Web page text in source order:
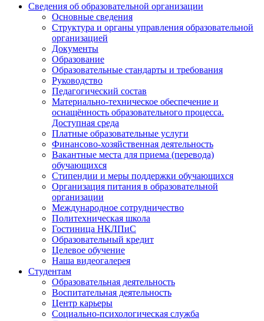
Сведения об образовательной организации
Основные сведения
Структура и органы управления образовательной
организацией
Документы
Образование
Образовательные стандарты и требования
Руководство
Педагогический состав
Материально-техническое обеспечение и
оснащённость образовательного процесса.
Доступная среда
Платные образовательные услуги
Финансово-хозяйственная деятельность
Вакантные места для приема (перевода)
обучающихся
Стипендии и меры поддержки обучающихся
Организация питания в образовательной
организации
Международное сотрудничество
Политехническая школа
Гостиница НКЛПиС
Образовательный кредит
Целевое обучение
Наша видеогалерея
Студентам
Образовательная деятельность
Воспитательная деятельность
Центр карьеры
Социально-психологическая служба